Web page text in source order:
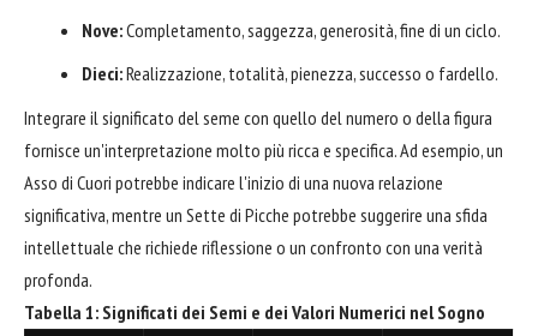
Nove:Completamento, saggezza, generosità, fine di un ciclo.
Dieci:Realizzazione, totalità, pienezza, successo o fardello.
Integrare il significato del seme con quello del numero o della figura
fornisce un'interpretazione molto più ricca e specifica. Ad esempio, un
Asso di Cuori potrebbe indicare l'inizio di una nuova relazione
significativa, mentre un Sette di Picche potrebbe suggerire una sfida
intellettuale che richiede riflessione o un confronto con una verità
profonda.
Tabella 1: Significati dei Semi e dei Valori Numerici nel Sogno